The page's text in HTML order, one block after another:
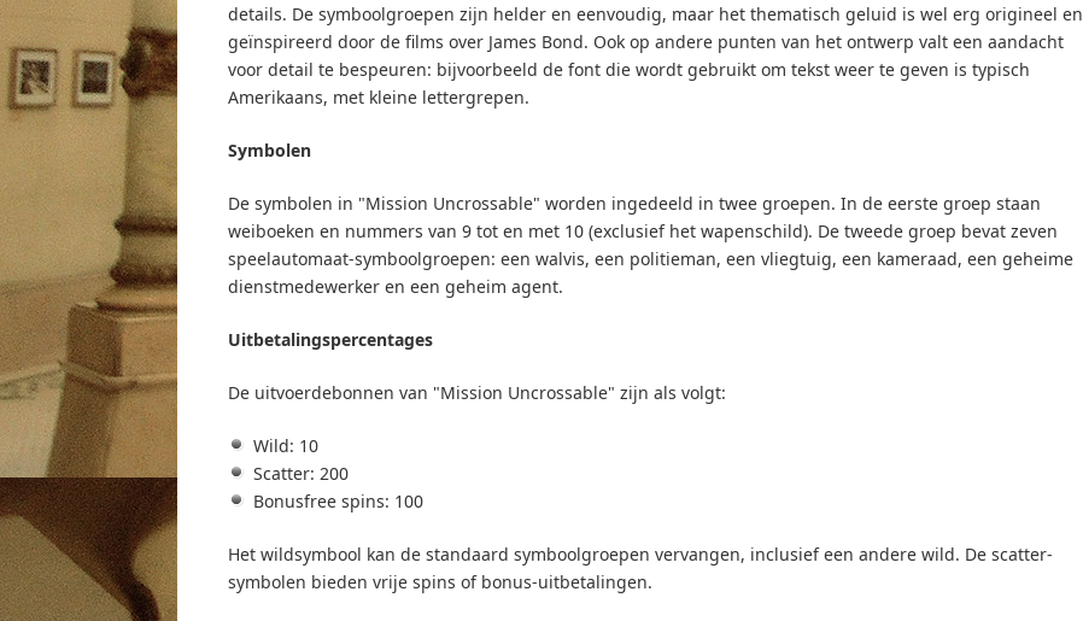
details. De symboolgroepen zijn helder en eenvoudig, maar het thematisch geluid is wel erg origineel en
geïnspireerd door de films over James Bond. Ook op andere punten van het ontwerp valt een aandacht
voor detail te bespeuren: bijvoorbeeld de font die wordt gebruikt om tekst weer te geven is typisch
Amerikaans, met kleine lettergrepen.
Symbolen
De symbolen in "Mission Uncrossable" worden ingedeeld in twee groepen. In de eerste groep staan
weiboeken en nummers van 9 tot en met 10 (exclusief het wapenschild). De tweede groep bevat zeven
speelautomaat-symboolgroepen: een walvis, een politieman, een vliegtuig, een kameraad, een geheime
dienstmedewerker en een geheim agent.
Uitbetalingspercentages
De uitvoerdebonnen van "Mission Uncrossable" zijn als volgt:
Wild: 10
Scatter: 200
Bonusfree spins: 100
Het wildsymbool kan de standaard symboolgroepen vervangen, inclusief een andere wild. De scatter-
symbolen bieden vrije spins of bonus-uitbetalingen.